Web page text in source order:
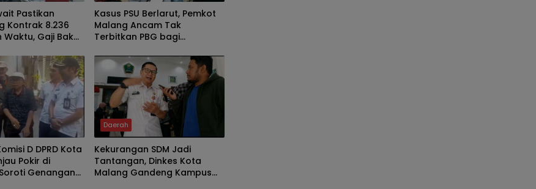
Pastikan
Kontrak 8.236
Waktu, Gaji Bakal
Kasus PSU Berlarut, Pemkot
Malang Ancam Tak
Terbitkan PBG bagi
D DPRD Kota
Pokir di
Genangan
Daerah
Kekurangan SDM Jadi
Tantangan, Dinkes Kota
Malang Gandeng Kampus